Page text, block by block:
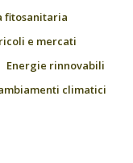
fitosanitaria
e mercati
Energie rinnovabili
climatici